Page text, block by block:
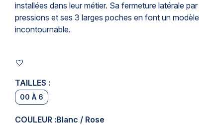
installées dans leur métier. Sa fermeture latérale par
pressions et ses 3 larges poches en font un modèle
incontournable.
TAILLES :
00 À 6
COULEUR :Blanc / Rose